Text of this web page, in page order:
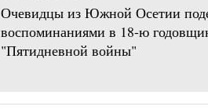
Очевидцы из Южной Осетии
воспоминаниями в 18-ю
"Пятидневной войны"